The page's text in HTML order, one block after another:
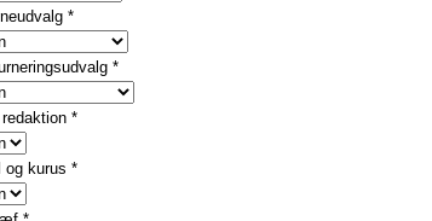
*
*
*
og kurus *